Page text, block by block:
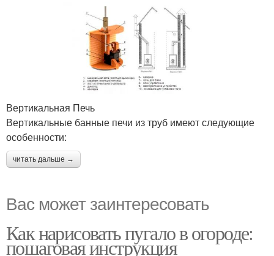
Вертикальная Печь
Вертикальные банные печи из труб имеют следующие
особенности:
читать дальше →
Вас может заинтересовать
Как нарисовать пугало в огороде:
пошаговая инструкция